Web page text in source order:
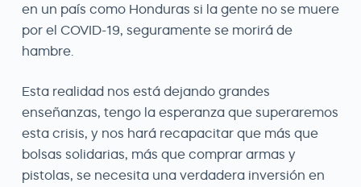
en un país como Honduras si la gente no se muere
por el COVID-19, seguramente se morirá de
hambre.
Esta realidad nos está dejando grandes
enseñanzas, tengo la esperanza que superaremos
esta crisis, y nos hará recapacitar que más que
bolsas solidarias, más que comprar armas y
pistolas, se necesita una verdadera inversión en